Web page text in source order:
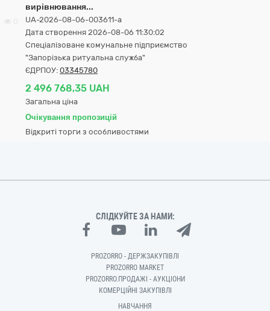
вирівнювання...
UA-2026-08-06-003611-a
Дата створення 2026-08-06 11:30:02
Спеціалізоване комунальне підприємство
"Запорізька ритуальна служба"
ЄДРПОУ: 03345780
2 496 768,35 UAH
Загальна ціна
Очікування пропозицій
Відкриті торги з особливостями
СЛІДКУЙТЕ ЗА НАМИ:
PROZORRO - ДЕРЖЗАКУПІВЛІ
PROZORRO MARKET
PROZORRO.ПРОДАЖІ - АУКЦІОНИ
КОМЕРЦІЙНІ ЗАКУПІВЛІ
НАВЧАННЯ